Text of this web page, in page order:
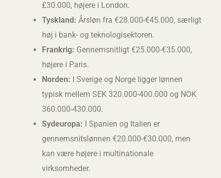
£30.000, højere i London.
Tyskland: Årsløn fra €28.000-€45.000, særligt
høj i bank- og teknologisektoren.
Frankrig: Gennemsnitligt €25.000-€35.000,
højere i Paris.
Norden: I Sverige og Norge ligger lønnen
typisk mellem SEK 320.000-400.000 og NOK
360.000-430.000.
Sydeuropa: I Spanien og Italien er
gennemsnitslønnen €20.000-€30.000, men
kan være højere i multinationale
virksomheder.